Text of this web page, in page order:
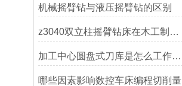
机械摇臂钻与液压摇臂钻的区别
z3040双立柱摇臂钻床在木工制作中的应用
加工中心圆盘式刀库是怎么工作的？
哪些因素影响数控车床编程切削量